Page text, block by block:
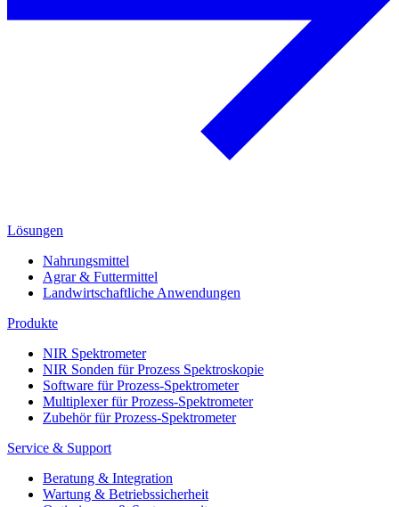
Lösungen
Nahrungsmittel
Agrar & Futtermittel
Landwirtschaftliche Anwendungen
Produkte
NIR Spektrometer
NIR Sonden für Prozess Spektroskopie
Software für Prozess-Spektrometer
Multiplexer für Prozess-Spektrometer
Zubehör für Prozess-Spektrometer
Service & Support
Beratung & Integration
Wartung & Betriebssicherheit